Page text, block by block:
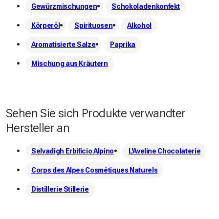
Gewürzmischungen Schokoladenkonfekt
Körperöl Spirituosen Alkohol
Aromatisierte Salze Paprika
Mischung aus Kräutern
Sehen Sie sich Produkte verwandter
Hersteller an
Selvadigh Erbificio Alpino L'Aveline Chocolaterie
Corps des Alpes Cosmétiques Naturels
Distillerie Stillerie